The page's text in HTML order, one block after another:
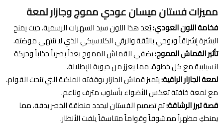
مميزات فستان ميسان عودي مموج وجازار لمعة
فخامة اللون العودي:يُعد هذا اللون سيد السهرات الرسمية، حيث يمنح
البشرة إشراقاً ويوحي بالثقة والرقي الكلاسيكي الذي لا تنتهي موضته.
تأثير القماش المموج:يضفي القماش المموج بعداً بصرياً جذاباً وحركة
انسيابية مع كل خطوة، مما يعزز من حيوية الإطلالة.
لمعة الجازار الراقية:يتميز قماش الجازار بوقفته الملكية التي تنحت القوام،
مع لمعة خافتة تعكس الأضواء بأسلوب مترف وناعم.
قصة تبرز الرشاقة:تم تصميم الفستان ليحدد منطقة الخصر بدقة، مما
يمنحكِ مظهراً ممشوقاً وقواماً متناسقاً يلفت الأنظار.